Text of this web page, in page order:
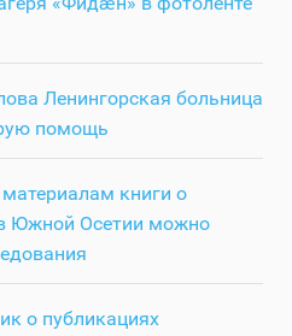
Ленингорская больница
помощь
книги о
Южной Осетии можно
о публикациях